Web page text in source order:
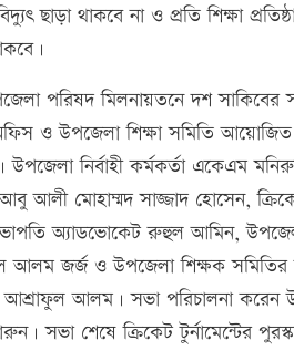
ছাড়া থাকবে না ও প্রতি শিক্ষা
পরিষদ মিলনায়তনে দশ সাকিবের
ও উপজেলা শিক্ষা সমিতি আয়োজিত
নির্বাহী কর্মকর্তা একেএম
আলী মোহাম্মদ সাজ্জাদ হোসেন,
অ্যাডভোকেট রুহুল আমিন,
জর্জ ও উপজেলা শিক্ষক সমিতির
আশ্রাফুল আলম। সভা পরিচালনা
সভা শেষে ক্রিকেট টুর্নামেন্টের